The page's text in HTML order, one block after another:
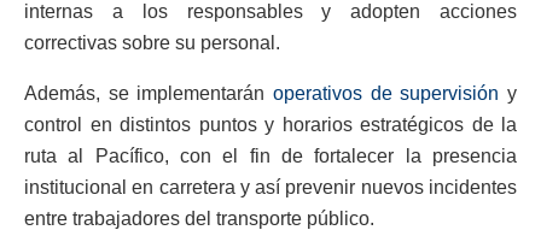
internas a los responsables y adopten acciones
correctivas sobre su personal.
Además, se implementarán operativos de supervisión y
control en distintos puntos y horarios estratégicos de la
ruta al Pacífico, con el fin de fortalecer la presencia
institucional en carretera y así prevenir nuevos incidentes
entre trabajadores del transporte público.